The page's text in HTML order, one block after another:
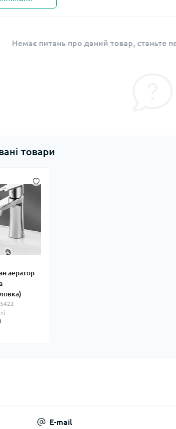
Немає питань про даний товар, станьте
товари
аератор
E-mail